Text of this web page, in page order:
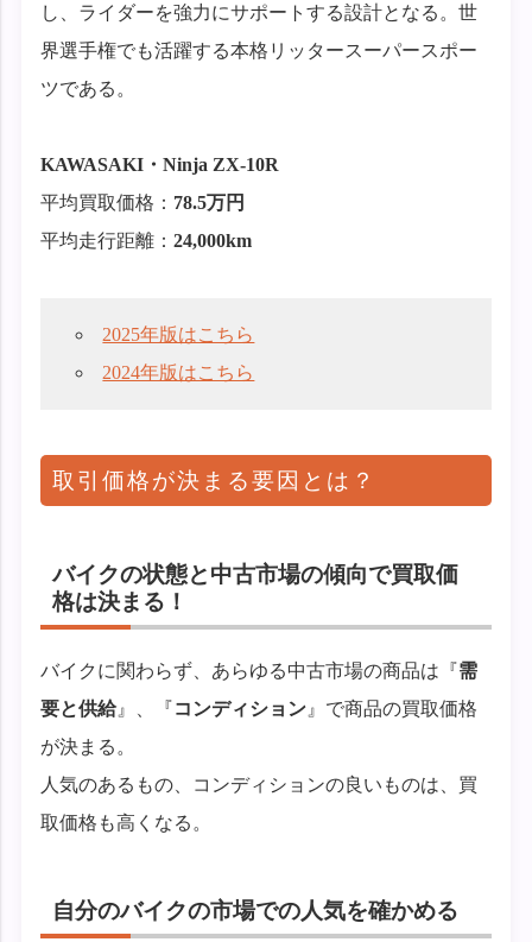
し、ライダーを強力にサポートする設計となる。世
界選手権でも活躍する本格リッタースーパースポー
ツである。
KAWASAKI・Ninja ZX-10R
平均買取価格： 78.5万円
平均走行距離：24,000km
2025年版はこちら
2024年版はこちら
取引価格が決まる要因とは？
バイクの状態と中古市場の傾向で買取価
格は決まる！
バイクに関わらず、あらゆる中古市場の商品は『需
要と供給』、『コンディション 』で商品の買取価格
が決まる。
人気のあるもの、コンディションの良いものは、買
取価格も高くなる。
自分のバイクの市場での人気を確かめる